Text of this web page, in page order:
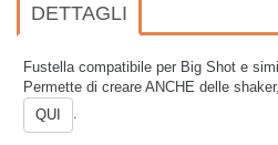
DETTAGLI
Fustella compatibile per Big Shot e
Permette di creare ANCHE delle
QUI
.